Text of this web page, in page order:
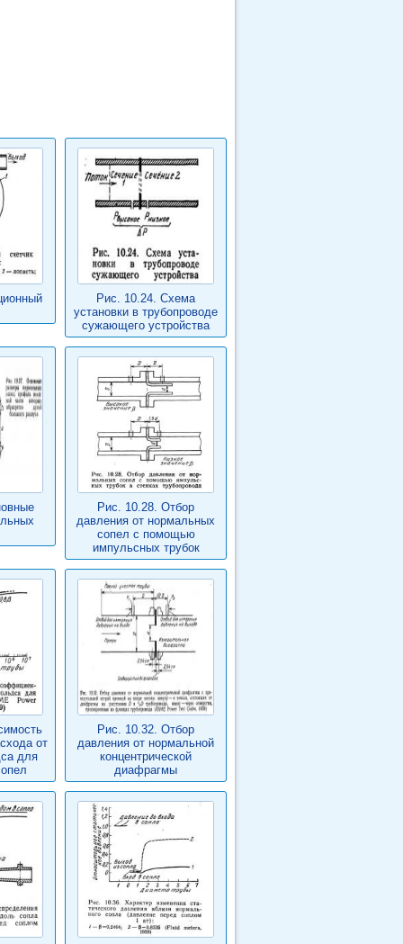
Рис. 10.24. Схема
установки в трубопроводе
сужающего устройства
Рис. 10.28. Отбор
давления от нормальных
сопел с помощью
импульсных трубок
от
для
Рис. 10.32. Отбор
давления от нормальной
концентрической
диафрагмы